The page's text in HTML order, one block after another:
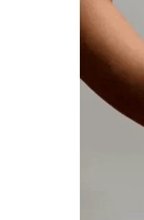
Водородные
кувшины
Водородные